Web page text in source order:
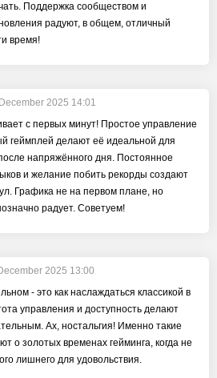
Поддержка сообществом и
радуют, в общем, отличный
время!
2025 14:01
с первых минут! Простое управление
геймплей делают её идеальной для
напряжённого дня. Постоянное
и желание побить рекорды создают
Графика не на первом плане, но
радует. Советуем!
2025 13:00
- это как наслаждаться классикой в
управления и доступность делают
Ах, ностальгия! Именно такие
о золотых временах гейминга, когда не
лишнего для удовольствия.